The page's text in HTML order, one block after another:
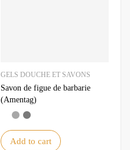
GELS DOUCHE ET SAVONS
Savon de figue de barbarie
(Amentag)
Add to cart